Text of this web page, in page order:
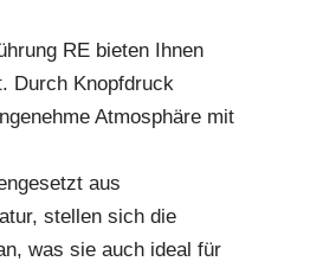
RE bieten Ihnen
Durch Knopfdruck
Atmosphäre mit
aus
stellen sich die
was sie auch ideal für